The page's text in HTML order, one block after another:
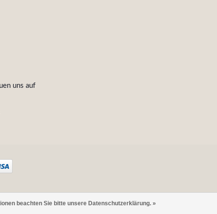
beachten Sie bitte unsere Datenschutzerklärung. »
uns auf